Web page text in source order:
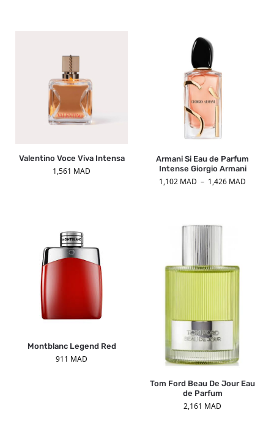
Valentino Voce Viva Intensa
1,561 MAD
Armani Si Eau de Parfum
Intense Giorgio Armani
1,102 MAD – 1,426 MAD
Montblanc Legend Red
911 MAD
Tom Ford Beau De Jour Eau
de Parfum
2,161 MAD